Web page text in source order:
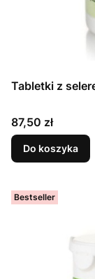
Tabletki z
Cena
87,50 zł
Do koszyka
Bestseller